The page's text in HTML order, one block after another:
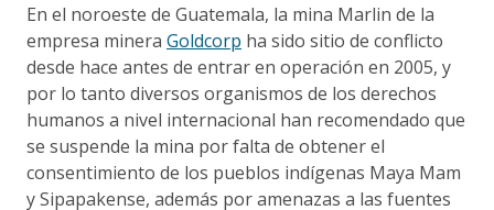
En el noroeste de Guatemala, la mina Marlin de la
empresa minera Goldcorp ha sido sitio de conflicto
desde hace antes de entrar en operación en 2005, y
por lo tanto diversos organismos de los derechos
humanos a nivel internacional han recomendado que
se suspende la mina por falta de obtener el
consentimiento de los pueblos indígenas Maya Mam
y Sipapakense, además por amenazas a las fuentes